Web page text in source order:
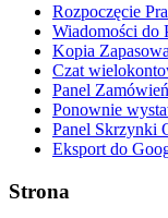
Rozpoczęcie
Wiadomości do
Kopia
Czat
Panel Zamówień
Ponownie
Panel Skrzynki
Eksport do
Strona